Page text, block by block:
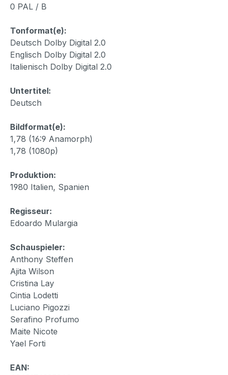
0 PAL / B
Tonformat(e):
Deutsch Dolby Digital 2.0
Englisch Dolby Digital 2.0
Italienisch Dolby Digital 2.0
Untertitel:
Deutsch
Bildformat(e):
1,78 (16:9 Anamorph)
1,78 (1080p)
Produktion:
1980 Italien, Spanien
Regisseur:
Edoardo Mulargia
Schauspieler:
Anthony Steffen
Ajita Wilson
Cristina Lay
Cintia Lodetti
Luciano Pigozzi
Serafino Profumo
Maite Nicote
Yael Forti
EAN: